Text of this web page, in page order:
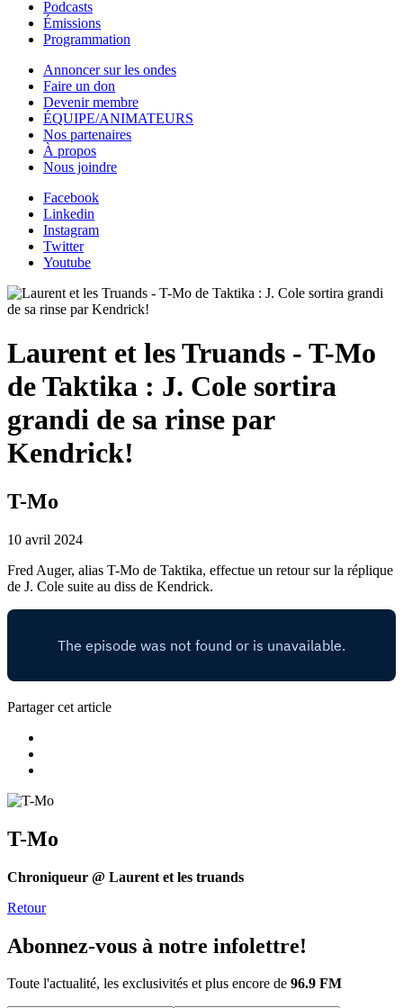
Podcasts
Émissions
Programmation
Annoncer sur les ondes
Faire un don
Devenir membre
ÉQUIPE/ANIMATEURS
Nos partenaires
À propos
Nous joindre
Facebook
Linkedin
Instagram
Twitter
Youtube
Laurent et les Truands - T-Mo
de Taktika : J. Cole sortira
grandi de sa rinse par
Kendrick!
T-Mo
10 avril 2024
Fred Auger, alias T-Mo de Taktika, effectue un retour sur la réplique
de J. Cole suite au diss de Kendrick.
Partager cet article
T-Mo
Chroniqueur @ Laurent et les truands
Retour
Abonnez-vous à notre infolettre!
Toute l'actualité, les exclusivités et plus encore de 96.9 FM